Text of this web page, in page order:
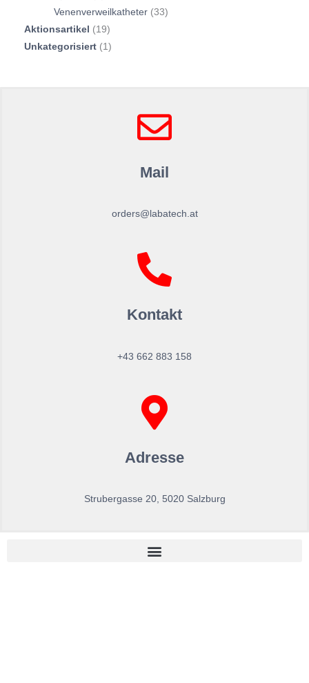
Venenverweilkatheter 33
Aktionsartikel
19
Unkategorisiert
1
Mail
orders@labatech.at
Kontakt
+43 662 883 158
Adresse
Strubergasse 20, 5020 Salzburg